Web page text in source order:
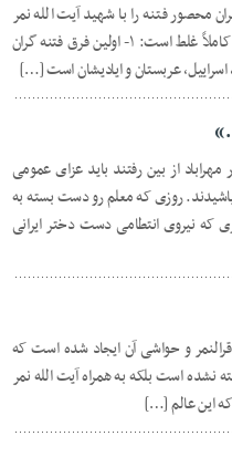
فتنه را با شهید آیت الله نمر
مقایسه می کنند و حال این که این مقایسه به دلایل مختلفی کاملاً غلط است: ۱- اولین فرق فتنه گران
عربستان و ایادیشان است […]
هواپیما در مهراباد از بین رفتند باید عزای عمومی
روزی که معلم رو دست بسته به
که نیروی انتطامی دست دختر ایرانی
و حواشی آن ایجاد شده است که
یک نفر کشته نشده است بلکه به همراه آیت الله نمر